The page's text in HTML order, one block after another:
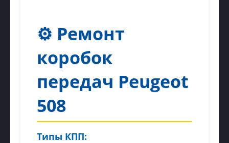
⚙️ Ремонт
коробок
передач Peugeot
508
Типы КПП: